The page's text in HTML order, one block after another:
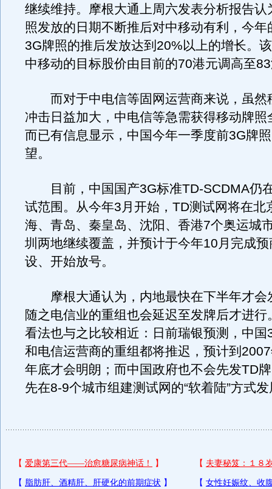
继续维持。摩根大通上周六发表分析报告认
照发放的日期不断推后对中移动有利，今年
3G牌照的推后发放达到20%以上的增长。
中移动的目标股价由目前的70港元调高至
而对于中电信等固网运营商来说，虽然
冲击日益加大，中电信等急需获得移动牌照
而已有信息显示，中国今年一季度前3G牌
望。
目前，中国国产3G标准TD-SCDMA仍
试范围。从今年3月开始，TD测试网将在北
海、青岛、秦皇岛、沈阳、香港7个奥运城
圳两地继续覆盖，并预计于今年10月完成
设、开始放号。
摩根大通认为，内地最快在下半年才会
随之电信业的重组也会延迟至发牌后才进行
看法也与之比较相近：日前瑞银预测，中国
和电信运营商的重组都将推迟，预计到
年底才会明朗；而中国政府也不会先发TD
先在8-9个城市组建测试网的“软着陆”方式